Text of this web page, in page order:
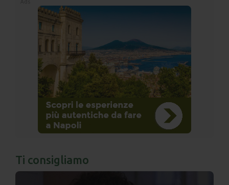
Ti consigliamo